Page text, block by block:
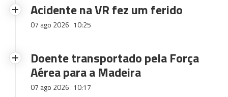
Acidente na VR fez um ferido
07 ago 2026 10:25
Doente transportado pela Força
Aérea para a Madeira
07 ago 2026 10:17